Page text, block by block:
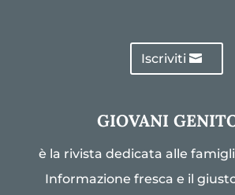
Iscriviti
GIOVANI
è la rivista dedicata alle
Informazione fresca e il